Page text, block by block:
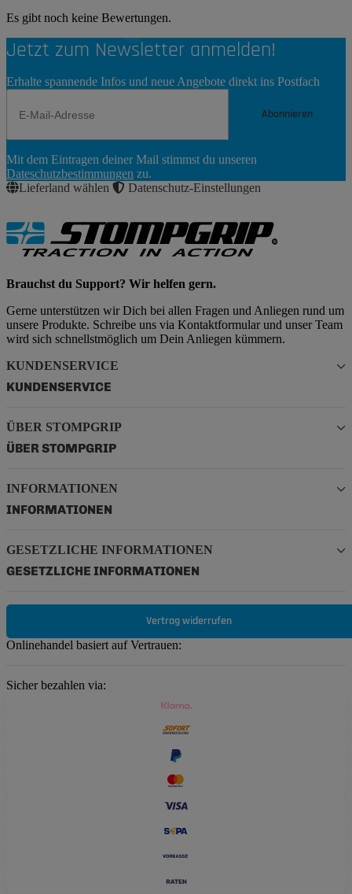
Es gibt noch keine Bewertungen.
Jetzt zum Newsletter anmelden!
Erhalte spannende Infos und neue Angebote direkt ins Postfach
Abonnieren
Abonnieren
Mit dem Eintragen deiner Mail stimmst du unseren
Dateschutzbestimmungen zu.
Lieferland wählen
Datenschutz-Einstellungen
Brauchst du Support? Wir helfen gern.
Gerne unterstützen wir Dich bei allen Fragen und Anliegen rund um
unsere Produkte. Schreibe uns via Kontaktformular und unser Team
wird sich schnellstmöglich um Dein Anliegen kümmern.
KUNDENSERVICE
KUNDENSERVICE
ÜBER STOMPGRIP
ÜBER STOMPGRIP
INFORMATIONEN
INFORMATIONEN
GESETZLICHE INFORMATIONEN
GESETZLICHE INFORMATIONEN
Vertrag widerrufen
Onlinehandel basiert auf Vertrauen:
Sicher bezahlen via: